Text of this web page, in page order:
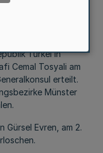
– 03.49 – 20/10
Türkei in
Cemal Tosyali am
erteilt.
Münster
Gürsel Evren, am 2.